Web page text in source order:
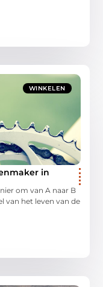
WINKELEN
in
om van A naar B
van het leven van de